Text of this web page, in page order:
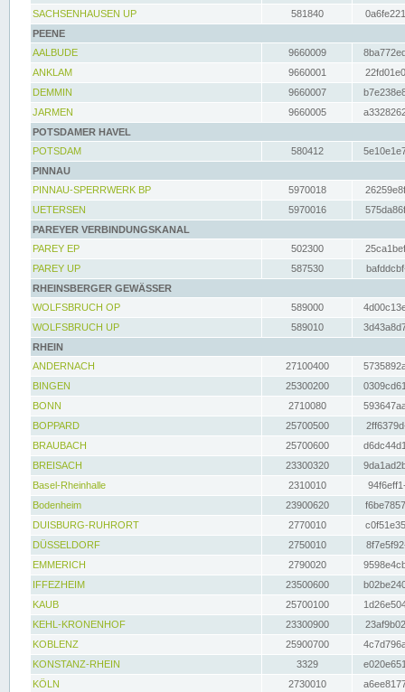
SACHSENHAUSEN UP
581840
PEENE
AALBUDE
9660009
ANKLAM
9660001
DEMMIN
9660007
JARMEN
9660005
POTSDAMER HAVEL
POTSDAM
580412
PINNAU
PINNAU-SPERRWERK BP
5970018
UETERSEN
5970016
PAREYER VERBINDUNGSKANAL
PAREY EP
502300
PAREY UP
587530
RHEINSBERGER GEWÄSSER
WOLFSBRUCH OP
589000
WOLFSBRUCH UP
589010
RHEIN
ANDERNACH
27100400
BINGEN
25300200
BONN
2710080
BOPPARD
25700500
BRAUBACH
25700600
BREISACH
23300320
Basel-Rheinhalle
2310010
Bodenheim
23900620
DUISBURG-RUHRORT
2770010
DÜSSELDORF
2750010
EMMERICH
2790020
IFFEZHEIM
23500600
KAUB
25700100
KEHL-KRONENHOF
23300900
KOBLENZ
25900700
KONSTANZ-RHEIN
3329
KÖLN
2730010